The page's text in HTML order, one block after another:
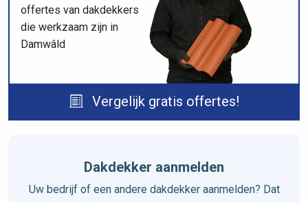
offertes van dakdekkers
die werkzaam zijn in
Damwâld
Vergelijk gratis offertes!
Dakdekker aanmelden
Uw bedrijf of een andere dakdekker aanmelden? Dat